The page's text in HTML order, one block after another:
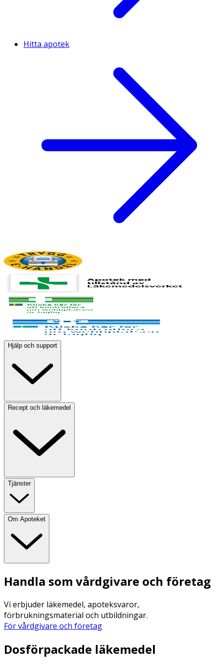
Hitta apotek
Hjälp och support
Recept och läkemedel
Tjänster
Om Apoteket
Handla som vårdgivare och företag
Vi erbjuder läkemedel, apoteksvaror,
förbrukningsmaterial och utbildningar.
För vårdgivare och företag
Dosförpackade läkemedel